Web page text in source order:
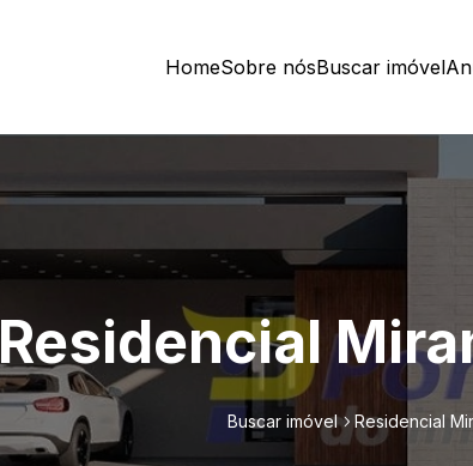
HomeSobre nósBuscar imóvel
Residencial
Buscar imóvel Residencial